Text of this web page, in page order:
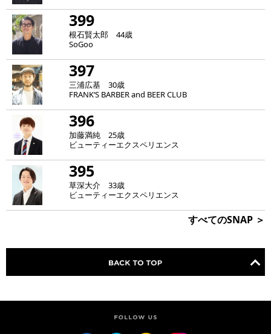
399
根石賢太郎 44歳
SoGoo
397
三浦広基 30歳
FRANK‘S BARBER and BEER CLUB
396
加藤満純 25歳
ビューティーエクスペリエンス
395
草深大介 33歳
ビューティーエクスペリエンス
すべてのSNAP ＞